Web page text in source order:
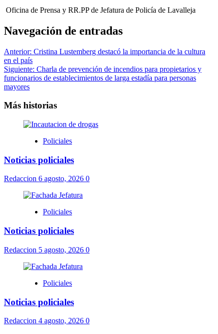
Oficina de Prensa y RR.PP de Jefatura de Policía de Lavalleja
Navegación de entradas
Anterior: Cristina Lustemberg destacó la importancia de la cultura
en el país
Siguiente: Charla de prevención de incendios para propietarios y
funcionarios de establecimientos de larga estadía para personas
mayores
Más historias
Policiales
Noticias policiales
Redaccion 6 agosto, 2026 0
Policiales
Noticias policiales
Redaccion 5 agosto, 2026 0
Policiales
Noticias policiales
Redaccion 4 agosto, 2026 0